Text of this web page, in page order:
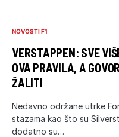
NOVOSTI F1
VERSTAPPEN: SVE
OVA PRAVILA, A
ŽALITI
Nedavno održane utrke
stazama kao što su
dodatno su…